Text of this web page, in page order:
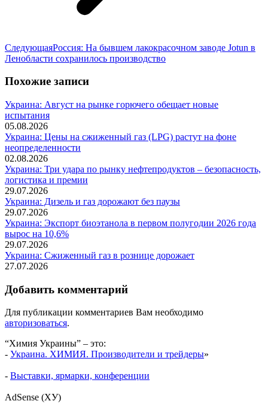
СледующаяСледующая
запись:
Россия: На бывшем лакокрасочном заводе Jotun в
Ленобласти сохранилось производство
Похожие записи
Украина: Август на рынке горючего обещает новые
испытания
05.08.2026
Украина: Цены на сжиженный газ (LPG) растут на фоне
неопределенности
02.08.2026
Украина: Три удара по рынку нефтепродуктов – безопасность,
логистика и премии
29.07.2026
Украина: Дизель и газ дорожают без паузы
29.07.2026
Украина: Экспорт биоэтанола в первом полугодии 2026 года
вырос на 10,6%
29.07.2026
Украина: Сжиженный газ в рознице дорожает
27.07.2026
Добавить комментарий
Для публикации комментариев Вам необходимо
авторизоваться.
“Химия Украины” – это:
- Украина. ХИМИЯ. Производители и трейдеры»
- Выставки, ярмарки, конференции
AdSense (ХУ)